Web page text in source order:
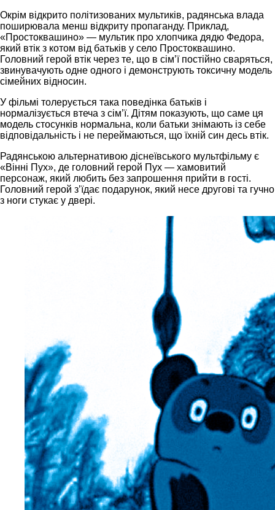
Окрім відкрито політизованих мультиків, радянська влада
поширювала менш відкриту пропаганду. Приклад,
«Простоквашино» — мультик про хлопчика дядю Федора,
який втік з котом від батьків у село Простоквашино.
Головний герой втік через те, що в сімʼї постійно сваряться,
звинувачують одне одного і демонструють токсичну модель
сімейних відносин.
У фільмі толерується така поведінка батьків і
нормалізується втеча з сім’ї. Дітям показують, що саме ця
модель стосунків нормальна, коли батьки знімають із себе
відповідальність і не переймаються, що їхній син десь втік.
Радянською альтернативою діснеївського мультфільму є
«Вінні Пух», де головний герой Пух — хамовитий
персонаж, який любить без запрошення прийти в гості.
Головний герой зʼїдає подарунок, який несе другові та гучно
з ноги стукає у двері.